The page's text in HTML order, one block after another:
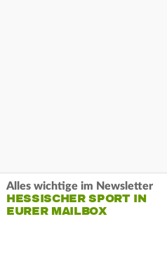
Alles wichtige im Newsletter
HESSISCHER SPORT IN
EURER MAILBOX